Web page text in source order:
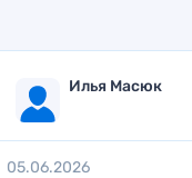
Илья Масюк
05.06.2026